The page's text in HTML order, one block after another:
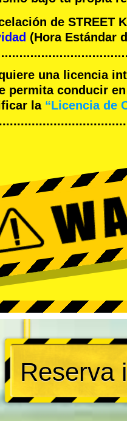
de STREET
(Hora Estándar
una licencia
permita conducir
la “Licencia de
Reserva